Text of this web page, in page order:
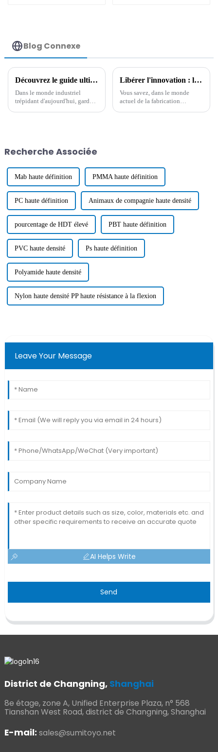
Blog Connexe
Découvrez le guide ultime pour choisir le meilleur agent de nettoyage industriel pour votre entreprise
Dans le monde industriel
trépidant d'aujourd'hui, garder
Libérer l'innovation : les avantages uniques des meilleurs polymères fonctionnels dans la fabrication mondiale
Vous savez, dans le monde
actuel de la fabrication
Recherche Associée
Mab haute définition PMMA haute définition
PC haute définition Animaux de compagnie haute densité
pourcentage de HDT élevé PBT haute définition
PVC haute densité Ps haute définition
Polyamide haute densité
Nylon haute densité PP haute résistance à la flexion
Leave Your Message
AI Helps Write
Send
District de Changning, Shanghai
8e étage, zone A, Unified Enterprise Plaza, n° 568
Tianshan West Road, district de Changning, Shanghai
E-mail: sales@sumitoyo.net